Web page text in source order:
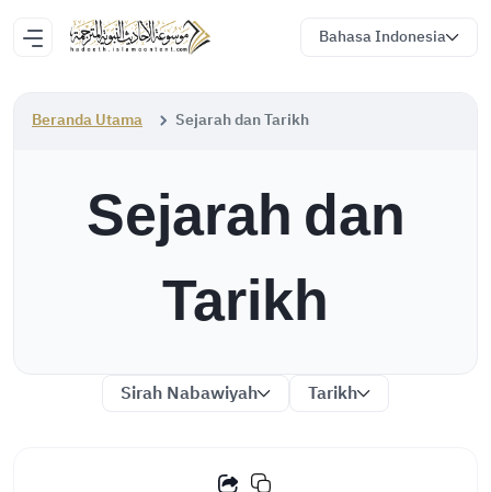
Bahasa Indonesia
Beranda Utama Sejarah dan Tarikh
Sejarah dan
Tarikh
Sirah Nabawiyah Tarikh